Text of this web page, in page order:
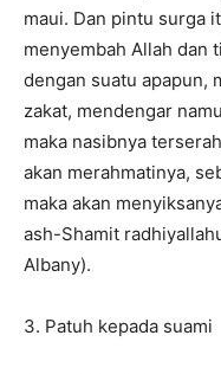
maui. Dan pintu surga
menyembah Allah dan
dengan suatu apapun,
zakat, mendengar
maka nasibnya
akan merahmatinya,
maka akan
ash-Shamit
Albany).
3. Patuh kepada suami